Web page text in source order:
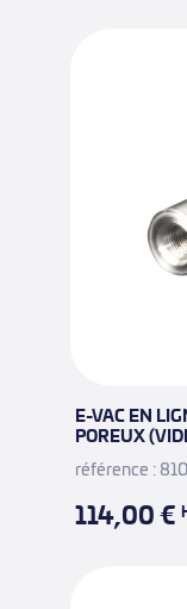
E-VAC EN
POREUX
référence :
114,00 €